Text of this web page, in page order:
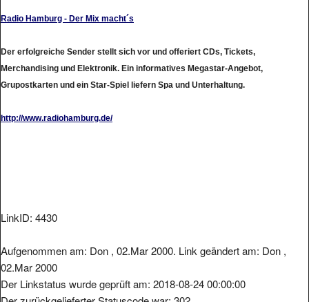
Radio Hamburg - Der Mix macht´s
Der erfolgreiche Sender stellt sich vor und offeriert CDs, Tickets,
Merchandising und Elektronik. Ein informatives Megastar-Angebot,
Grupostkarten und ein Star-Spiel liefern Spa und Unterhaltung.
http://www.radiohamburg.de/
LinkID: 4430
Aufgenommen am: Don , 02.Mar 2000. Link geändert am: Don ,
02.Mar 2000
Der Linkstatus wurde geprüft am: 2018-08-24 00:00:00